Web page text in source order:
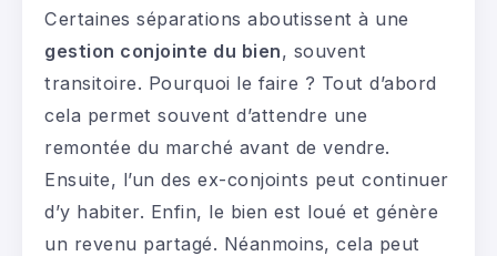
Certaines séparations aboutissent à une
gestion conjointe du bien, souvent
transitoire. Pourquoi le faire ? Tout d’abord
cela permet souvent d’attendre une
remontée du marché avant de vendre.
Ensuite, l’un des ex-conjoints peut continuer
d’y habiter. Enfin, le bien est loué et génère
un revenu partagé. Néanmoins, cela peut